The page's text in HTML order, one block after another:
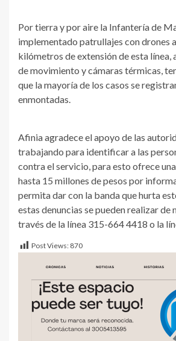
Por tierra y por aire la Infantería de
implementado patrullajes con drones
kilómetros de extensión de esta línea,
de movimiento y cámaras térmicas,
que la mayoría de los casos se
enmontadas.
Afinia agradece el apoyo de las
trabajando para identificar a las
contra el servicio, para esto ofrece
hasta 15 millones de pesos por
permita dar con la banda que hurta
estas denuncias se pueden realizar de
través de la línea 315-664 4418 o la
Post Views: 870